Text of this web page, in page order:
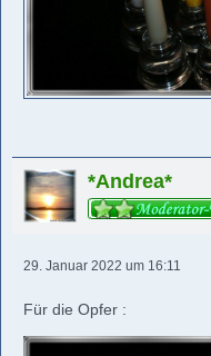
*Andrea*
29. Januar 2022 um 16:11
Für die Opfer :